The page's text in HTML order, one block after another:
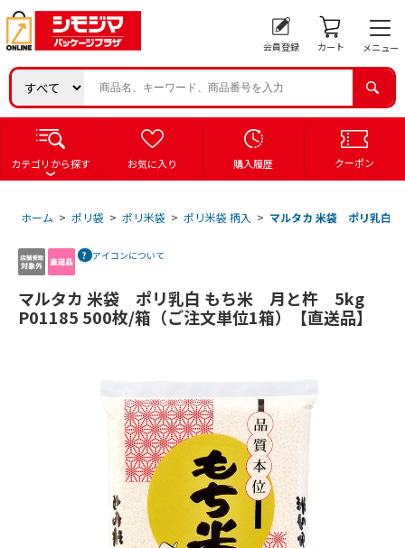
会員登録 カート メニュー
カテゴリから探す お気に入り 購入履歴 クーポン
ホーム > ポリ袋 > ポリ米袋 > ポリ米袋 柄入 > マルタカ 米袋 ポリ乳白
アイコンについて
マルタカ 米袋 ポリ乳白 もち米 月と杵 5kg
P01185 500枚/箱（ご注文単位1箱）【直送品】